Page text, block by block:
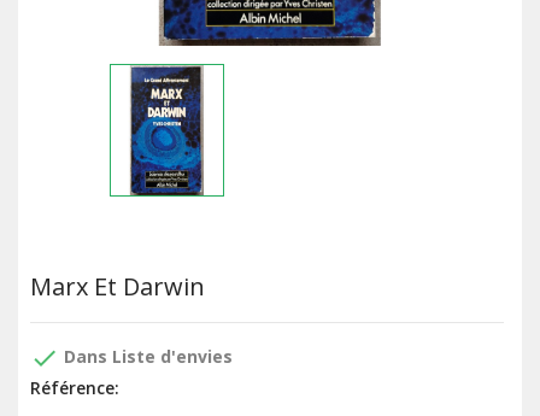
Marx Et Darwin
done Dans Liste d'envies
Référence: